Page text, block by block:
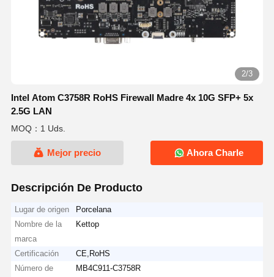
2/3
Intel Atom C3758R RoHS Firewall Madre 4x 10G SFP+ 5x
2.5G LAN
MOQ：1 Uds.
Mejor precio Ahora Charle
Descripción De Producto
Lugar de origen
Porcelana
Nombre de la
marca
Kettop
Certificación
CE,RoHS
Número de
MB4C911-C3758R